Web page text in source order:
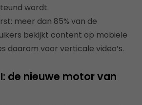
wordt.
meer dan 85% van de
bekijkt content op mobiele
daarom voor verticale video’s.
de nieuwe motor van